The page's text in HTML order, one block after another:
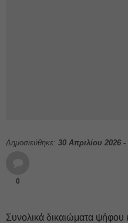
Δημοσιεύθηκε: 30 Απριλίου 2026 -
0
Συνολικά δικαιώματα ψήφου